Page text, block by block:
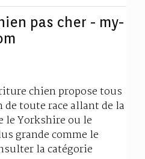
pas cher - my-
chien propose tous
toute race allant de la
le Yorkshire ou le
grande comme le
la catégorie